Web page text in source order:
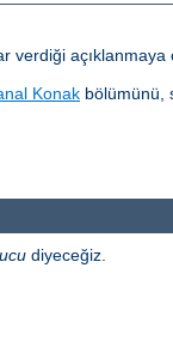
açıklanmaya
Konak bölümünü,
diyeceğiz.